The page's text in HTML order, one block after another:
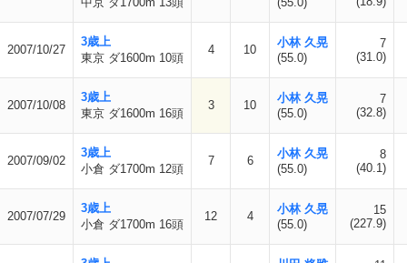
2007/10/27
3歳上
東京 ダ1600m 10頭
4 10
小林 久晃
(55.0)
7
(31.0)
2007/10/08
3歳上
東京 ダ1600m 16頭
3 10
小林 久晃
(55.0)
7
(32.8)
2007/09/02
3歳上
小倉 ダ1700m 12頭
7 6
小林 久晃
(55.0)
8
(40.1)
2007/07/29
3歳上
小倉 ダ1700m 16頭
12 4
小林 久晃
(55.0)
15
(227.9)